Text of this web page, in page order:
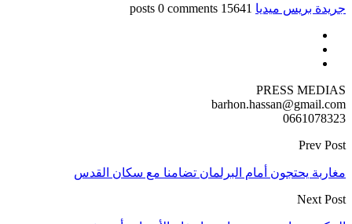
جريدة بريس ميديا 15641 posts
0 comments
PRESS MEDIAS
barhon.hassan@gmail.com
0661078323
Prev Post
مغاربة يحتجون أمام البرلمان تضامنا مع سكان القدس
Next Post